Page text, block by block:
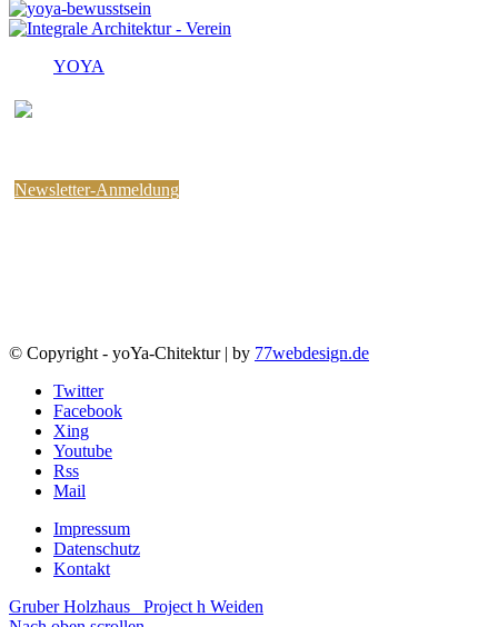
YOYA
Newsletter-Anmeldung
© Copyright - yoYa-Chitektur | by 77webdesign.de
Twitter
Facebook
Xing
Youtube
Rss
Mail
Impressum
Datenschutz
Kontakt
Gruber Holzhaus
Project h Weiden